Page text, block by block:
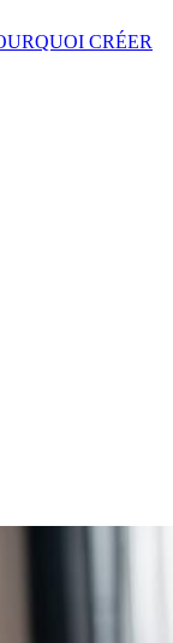
CRÉER